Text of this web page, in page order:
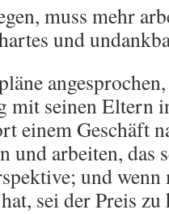
muss mehr
und
mit seinen Eltern
einem Geschäft
und arbeiten, das
und
sei der Preis zu